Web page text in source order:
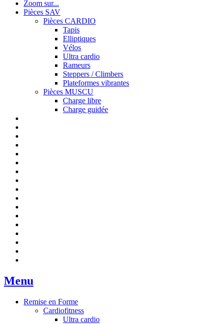
Zoom sur...
Pièces SAV
Pièces CARDIO
Tapis
Elliptiques
Vélos
Ultra cardio
Rameurs
Steppers / Climbers
Plateformes vibrantes
Pièces MUSCU
Charge libre
Charge guidée
Menu
Remise en Forme
Cardiofitness
Ultra cardio